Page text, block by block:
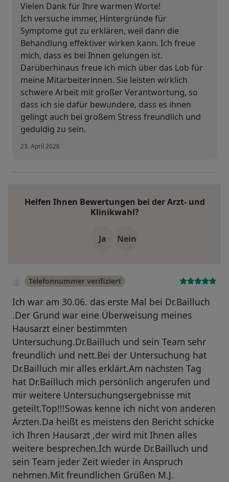
Vielen Dank für Ihre warmen Worte!
Ich versuche immer, Hintergründe für
Symptome gut zu erklären, weil dann die
Behandlung effektiver wirken kann. Ich freue
mich, dass es bei Ihnen gelungen ist.
Darüberhinaus freue ich mich über das Lob für
meine Mitarbeiterinnen. Sie leisten wirklich
schwere Arbeit mit großer Verantwortung, so
dass ich sie dafür bewundere, dass es ihnen
gelingt auch bei großem Stress freundlich und
geduldig zu sein.
23. April 2026
Helfen Ihnen Bewertungen bei der Arzt- und
Klinikwahl?
Ja Nein
Telefonnummer verifiziert
Ich war am 30.06. das erste Mal bei Dr.Bailluch
.Der Grund war eine Überweisung meines
Hausarzt einer bestimmten
Untersuchung.Dr.Bailluch und sein Team sehr
freundlich und nett.Bei der Untersuchung hat
Dr.Bailluch mir alles erklärt.Am nächsten Tag
hat Dr.Bailluch mich persönlich angerufen und
mir weitere Untersuchungsergebnisse mit
geteilt.Top!!!Sowas kenne ich nicht von anderen
Ärzten.Da heißt es meistens den Bericht schicke
ich Ihren Hausarzt ,der wird mit Ihnen alles
weitere besprechen.Ich würde Dr.Bailluch und
sein Team jeder Zeit wieder in Anspruch
nehmen.Mit freundlichen Grüßen M.J.